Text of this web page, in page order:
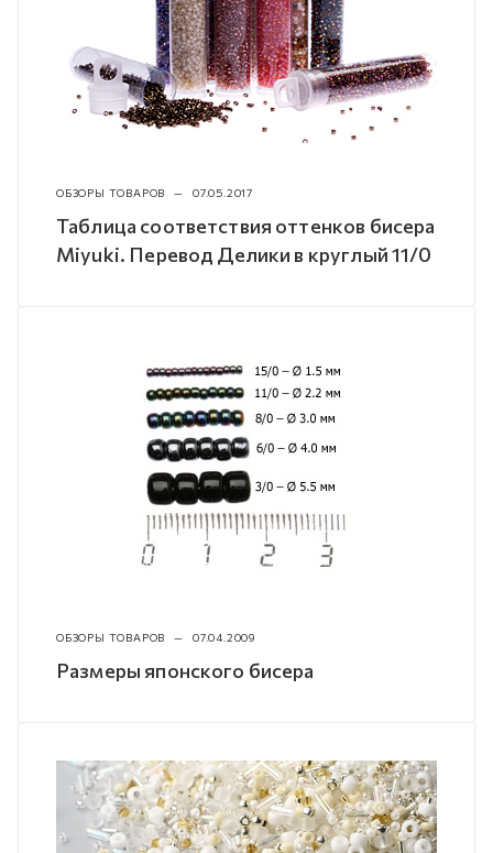
ОБЗОРЫ ТОВАРОВ — 07.05.2017
Таблица соответствия оттенков бисера
Miyuki. Перевод Делики в круглый 11/0
ОБЗОРЫ ТОВАРОВ — 07.04.2009
Размеры японского бисера